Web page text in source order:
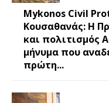
Mykonos Civil
Κουσαθανάς: Η
και πολιτισμός
μήνυμα που
πρώτη...